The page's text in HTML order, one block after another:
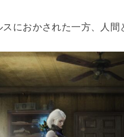
におかされた一方、人間